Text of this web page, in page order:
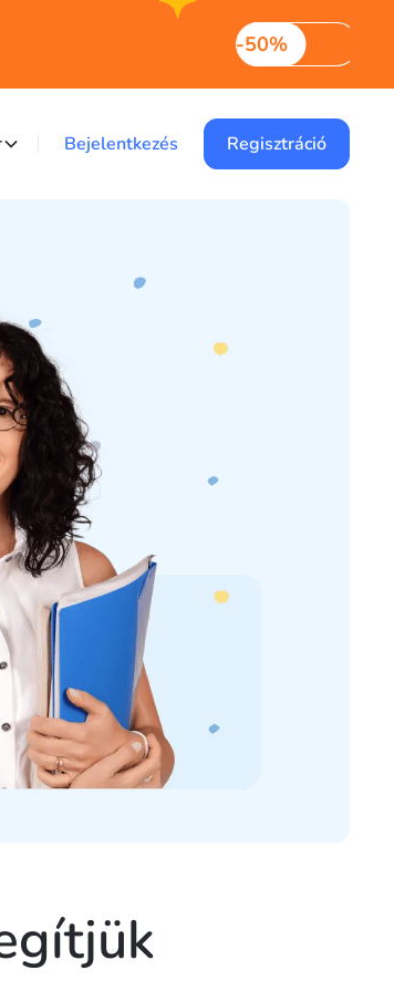
-50%
Bejelentkezés Regisztráció